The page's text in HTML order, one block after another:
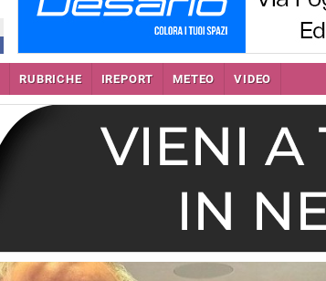
RUBRICHE IREPORT METEO VIDEO